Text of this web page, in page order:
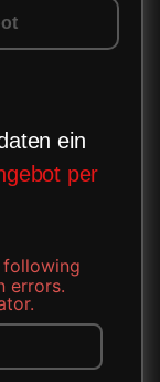
ein
per
errors.